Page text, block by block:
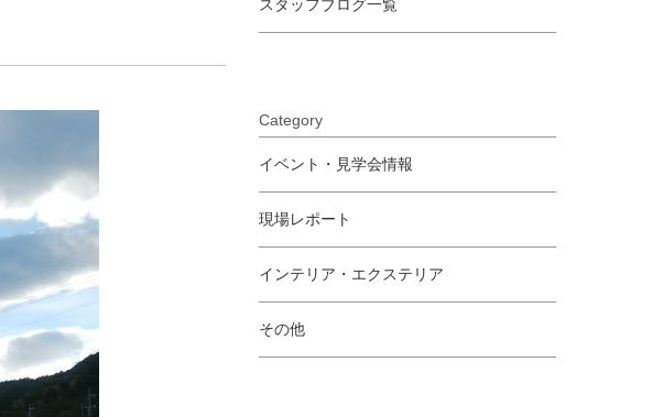
スタッフブログ一覧
Category
イベント・見学会情報
現場レポート
インテリア・エクステリア
その他